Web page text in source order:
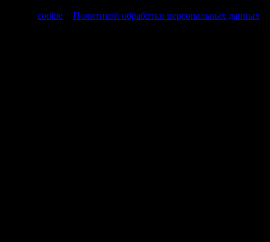
cookie Политикой обработки персональных данных